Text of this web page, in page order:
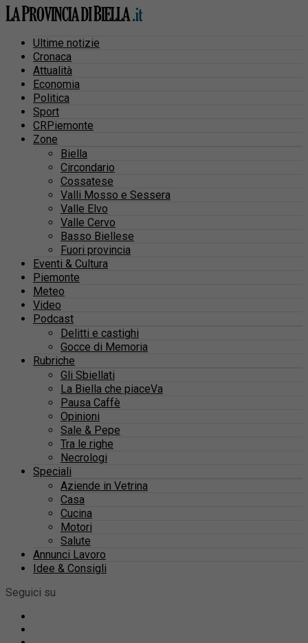
Ultime notizie
Cronaca
Attualità
Economia
Politica
Sport
CRPiemonte
Zone
Biella
Circondario
Cossatese
Valli Mosso e Sessera
Valle Elvo
Valle Cervo
Basso Biellese
Fuori provincia
Eventi & Cultura
Piemonte
Meteo
Video
Podcast
Delitti e castighi
Gocce di Memoria
Rubriche
Gli Sbiellati
La Biella che piaceVa
Pausa Caffè
Opinioni
Sale & Pepe
Tra le righe
Necrologi
Speciali
Aziende in Vetrina
Casa
Cucina
Motori
Salute
Annunci Lavoro
Idee & Consigli
Seguici su